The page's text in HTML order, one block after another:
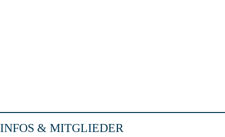
INFOS & MITGLIEDER